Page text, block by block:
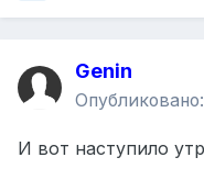
Genin
Опубликовано:
И вот наступило